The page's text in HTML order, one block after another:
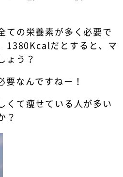
ての栄養素が多く必要で
1380Kcalだとすると、マ
ょう？
なんですねー！
くて痩せている人が多い
？